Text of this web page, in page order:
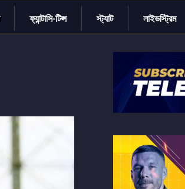
ফ্যান্টাসি-টিপ্স স্ট্যাট লাইভস্ট্রিম